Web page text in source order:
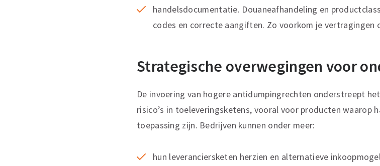
handelsdocumentatie. Douaneafhandeling en
codes en correcte aangiften. Zo voorkom je vertragingen
Strategische overwegingen voor
De invoering van hogere antidumpingrechten onderstreept
risico’s in toeleveringsketens, vooral voor producten waarop
toepassing zijn. Bedrijven kunnen onder meer:
hun leveranciersketen herzien en alternatieve